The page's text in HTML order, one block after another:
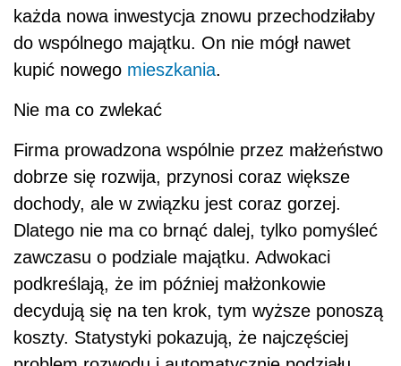
każda nowa inwestycja znowu przechodziłaby
do wspólnego majątku. On nie mógł nawet
kupić nowego mieszkania.
Nie ma co zwlekać
Firma prowadzona wspólnie przez małżeństwo
dobrze się rozwija, przynosi coraz większe
dochody, ale w związku jest coraz gorzej.
Dlatego nie ma co brnąć dalej, tylko pomyśleć
zawczasu o podziale majątku. Adwokaci
podkreślają, że im później małżonkowie
decydują się na ten krok, tym wyższe ponoszą
koszty. Statystyki pokazują, że najczęściej